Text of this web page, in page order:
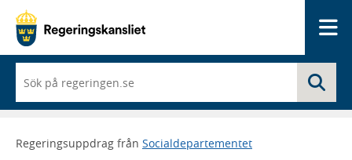
du
börjar
skriva
framträder
Regeringsuppdrag från Socialdepartementet